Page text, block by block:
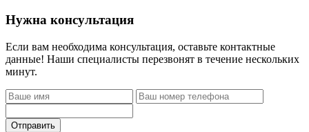
Нужна консультация
Если вам необходима консультация, оставьте контактные
данные! Наши специалисты перезвонят в течение нескольких
минут.
Отправить